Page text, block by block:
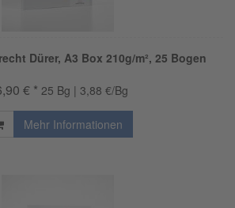
Dürer, A3 Box 210g/m², 25 Bogen
€ * 25 Bg | 3,88 €/Bg
Mehr Informationen